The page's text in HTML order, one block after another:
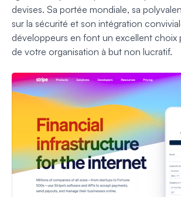
devises. Sa portée mondiale, sa
sur la sécurité et son intégration
développeurs en font un excellent choix
de votre organisation à but non lucratif.